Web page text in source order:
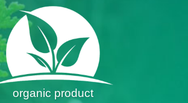
organic product